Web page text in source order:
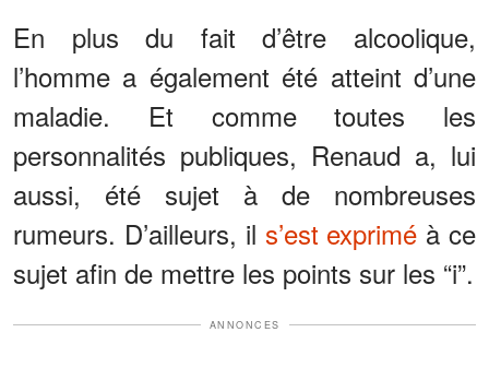
En plus du fait d’être alcoolique,
l’homme a également été atteint d’une
maladie. Et comme toutes les
personnalités publiques, Renaud a, lui
aussi, été sujet à de nombreuses
rumeurs. D’ailleurs, il s’est exprimé à ce
sujet afin de mettre les points sur les “i”.
ANNONCES